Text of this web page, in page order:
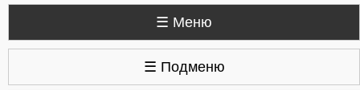
☰ Меню
☰ Подменю